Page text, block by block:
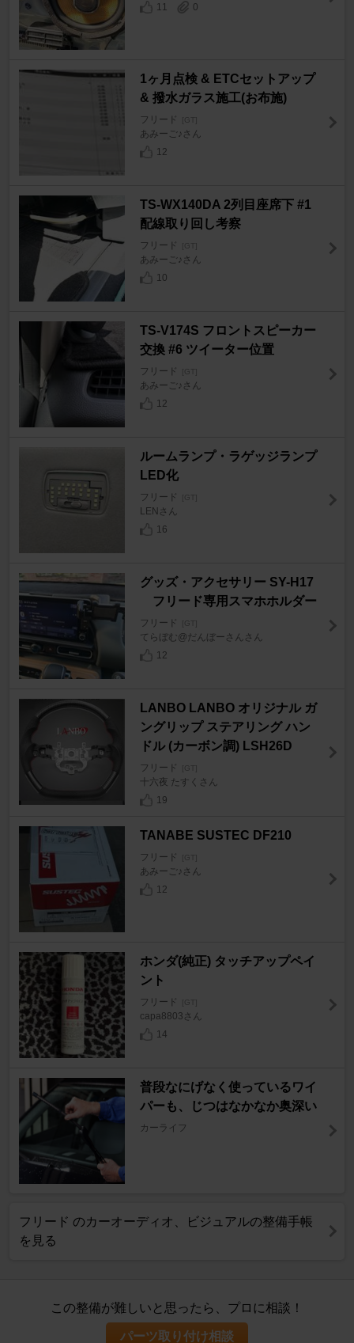
11
0
1ヶ月点検 & ETCセットアップ
& 撥水ガラス施工(お布施)
フリード [GT]
あみーご♪さん
12
TS-WX140DA 2列目座席下 #1
配線取り回し考察
フリード [GT]
あみーご♪さん
10
TS-V174S フロントスピーカー
交換 #6 ツイーター位置
フリード [GT]
あみーご♪さん
12
ルームランプ・ラゲッジランプ
LED化
フリード [GT]
LENさん
16
グッズ・アクセサリー SY-H17
フリード専用スマホホルダー
フリード [GT]
てらぼむ@だんぼーさんさん
12
LANBO LANBO オリジナル ガ
ングリップ ステアリング ハン
ドル (カーボン調) LSH26D
フリード [GT]
十六夜 たすくさん
19
TANABE SUSTEC DF210
フリード [GT]
あみーご♪さん
12
ホンダ(純正) タッチアップペイ
ント
フリード [GT]
capa8803さん
14
普段なにげなく使っているワイ
パーも、じつはなかなか奥深い
カーライフ
フリード のカーオーディオ、ビジュアルの整備手帳
を見る
この整備が難しいと思ったら、プロに相談！
パーツ取り付け相談